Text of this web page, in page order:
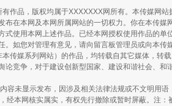
、白藏房 除了知识还
有作品，版权均属于XXXXXXX网所有。本传媒网
布在本网及本网所属网站的一切权力。你在本传
使用本网上述作品。已经本网授权使用作品的单
如您对管理有意见，请向留言板管理员或向本传
本传媒系列网站）的作品，均转载自其它媒体，
论竞争，对于建设创新型国家、建设和谐社会、
容未显示发布，因涉及相关法律法规或不文明用
经本网核实属实，有权先行撤除或暂时屏蔽。注